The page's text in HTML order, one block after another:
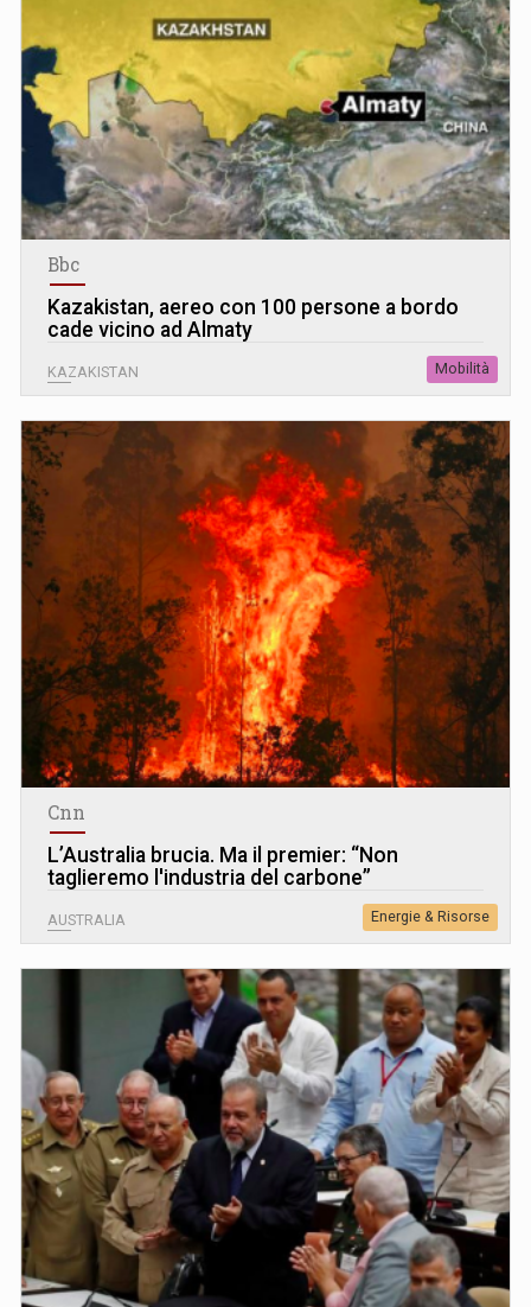
Bbc
Kazakistan, aereo con 100 persone a bordo
cade vicino ad Almaty
KAZAKISTAN Mobilità
Cnn
L’Australia brucia. Ma il premier: “Non
taglieremo l'industria del carbone”
AUSTRALIA Energie & Risorse